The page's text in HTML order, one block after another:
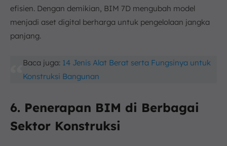
efisien. Dengan demikian, BIM 7D mengubah model
menjadi aset digital berharga untuk pengelolaan jangka
panjang.
Baca juga: 14 Jenis Alat Berat serta Fungsinya untuk
Konstruksi Bangunan
6. Penerapan BIM di Berbagai
Sektor Konstruksi